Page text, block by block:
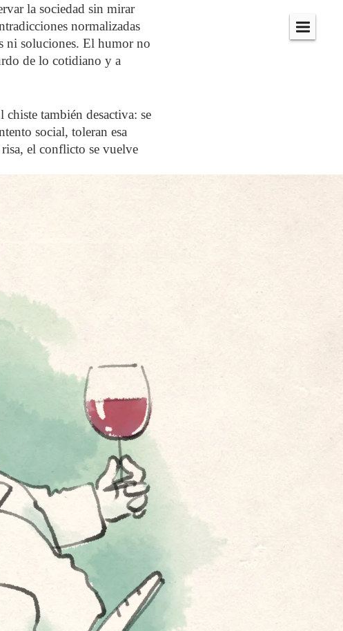
Menú
la sociedad sin mirar
normalizadas
ni soluciones. El humor no
de lo cotidiano y a
chiste también desactiva: se
social, toleran esa
el conflicto se vuelve